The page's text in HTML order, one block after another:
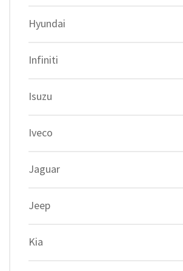
Hyundai
Infiniti
Isuzu
Iveco
Jaguar
Jeep
Kia